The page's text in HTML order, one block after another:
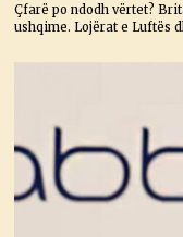
Çfarë po ndodh vërtet?
ushqime. Lojërat e Luftës